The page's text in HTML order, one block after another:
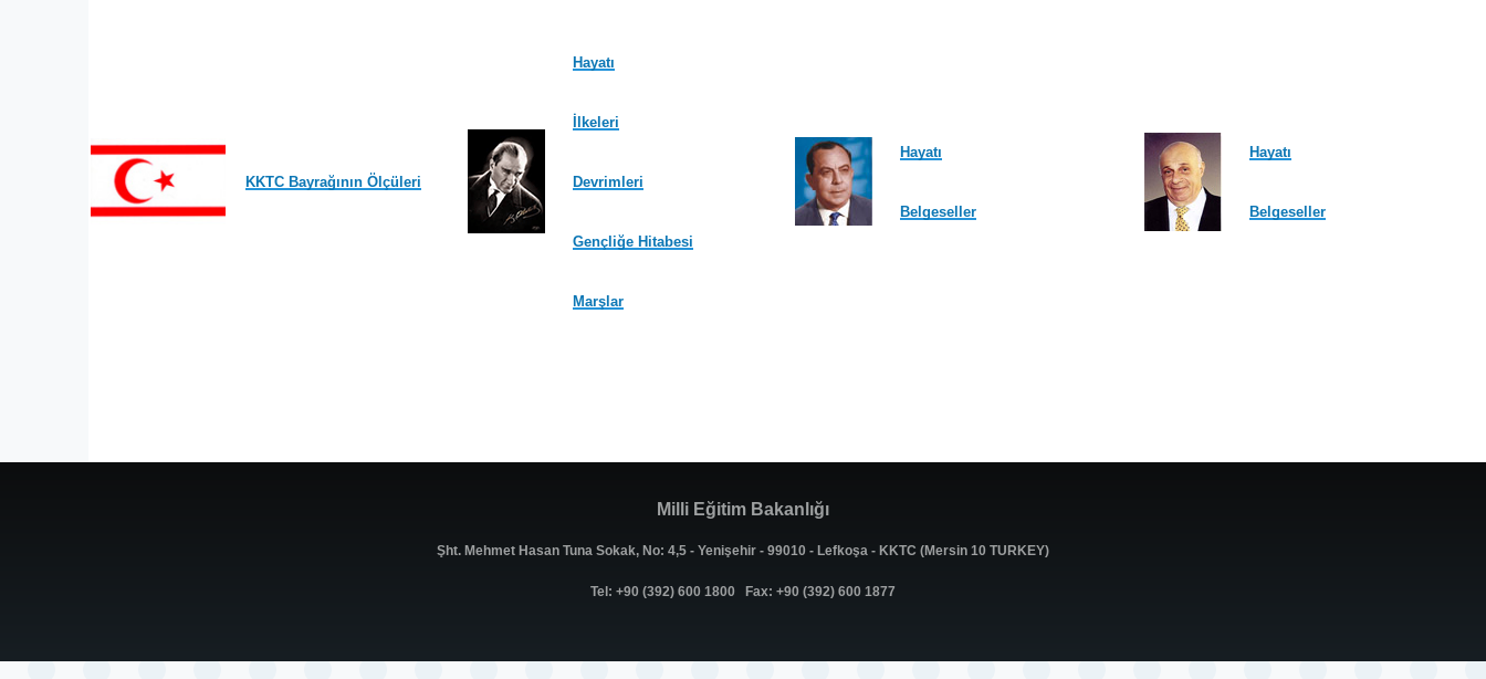
KKTC Bayrağının Ölçüleri
Hayatı
İlkeleri
Devrimleri
Gençliğe Hitabesi
Marşlar
Hayatı
Belgeseller
Hayatı
Belgeseller
Milli Eğitim Bakanlığı
Şht. Mehmet Hasan Tuna Sokak, No: 4,5 - Yenişehir - 99010 - Lefkoşa - KKTC (Mersin 10 TURKEY)
Tel: +90 (392) 600 1800 Fax: +90 (392) 600 1877